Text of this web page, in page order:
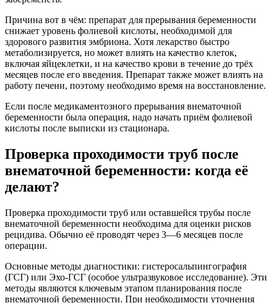
Причина вот в чём: препарат для прерывания беременности
снижает уровень фолиевой кислоты, необходимой для
здорового развития эмбриона. Хотя лекарство быстро
метаболизируется, но может влиять на качество клеток,
включая яйцеклетки, и на качество крови в течение до трёх
месяцев после его введения. Препарат также может влиять на
работу печени, поэтому необходимо время на восстановление.
Если после медикаментозного прерывания внематочной
беременности была операция, надо начать приём фолиевой
кислоты после выписки из стационара.
Проверка проходимости труб после
внематочной беременности: когда её
делают?
Проверка проходимости труб или оставшейся трубы после
внематочной беременности необходима для оценки рисков
рецидива. Обычно её проводят через 3—6 месяцев после
операции.
Основные методы диагностики: гистеросальпингография
(ГСГ) или Эхо-ГСГ (особое ультразвуковое исследование). Эти
методы являются ключевым этапом планирования после
внематочной беременности. При необходимости уточнения